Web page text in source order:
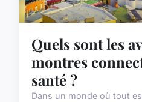
Quels sont les
montres
santé ?
Dans un monde où tout